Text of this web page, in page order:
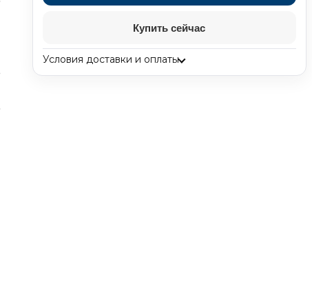
Купить сейчас
Условия доставки и оплаты